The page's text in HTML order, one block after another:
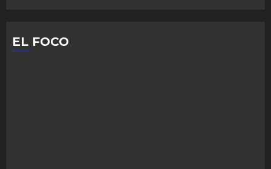
EL FOCO